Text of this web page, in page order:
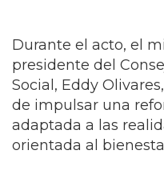
Durante el acto, el
presidente del
Social, Eddy
de impulsar una
adaptada a las
orientada al